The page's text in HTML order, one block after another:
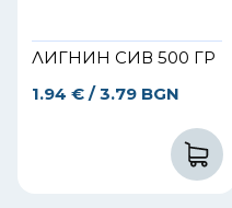
ЛИГНИН СИВ 500 ГР
1.94 € / 3.79 BGN